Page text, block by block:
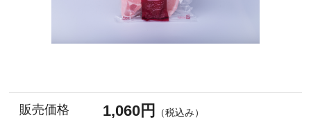
販売価格 1,060円 （税込み）